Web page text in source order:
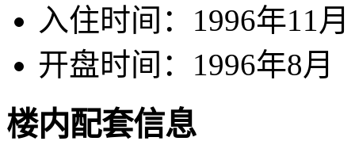
入住时间： 1996年11月
开盘时间： 1996年8月
楼内配套信息